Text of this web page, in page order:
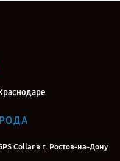
Collar в г. Ростов-на-Дону